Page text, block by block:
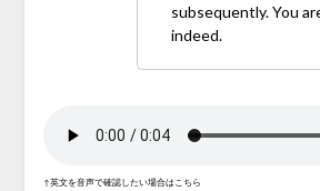
subsequently. You
indeed.
↑英文を音声で確認したい場合はこちら